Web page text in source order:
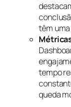
têm
tempo
queda